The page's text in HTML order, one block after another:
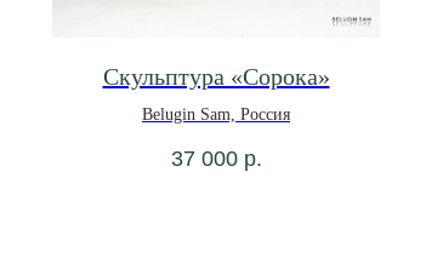
Скульптура «Сорока»
Belugin Sam, Россия
37 000 р.